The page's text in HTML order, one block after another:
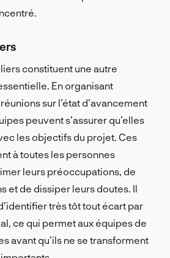
constituent une autre
En organisant
sur l’état d’avancement
peuvent s’assurer qu’elles
les objectifs du projet. Ces
à toutes les personnes
leurs préoccupations, de
et de dissiper leurs doutes. Il
très tôt tout écart par
ce qui permet aux équipes de
avant qu’ils ne se transforment